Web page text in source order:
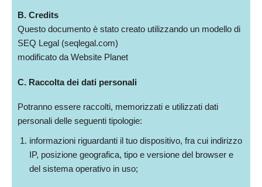
B. Credits
Questo documento è stato creato utilizzando un modello di
SEQ Legal (seqlegal.com)
modificato da Website Planet
C. Raccolta dei dati personali
Potranno essere raccolti, memorizzati e utilizzati dati
personali delle seguenti tipologie:
informazioni riguardanti il tuo dispositivo, fra cui indirizzo
IP, posizione geografica, tipo e versione del browser e
del sistema operativo in uso;